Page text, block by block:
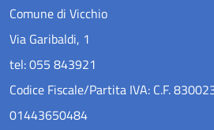
Comune di Vicchio
Via Garibaldi, 1
tel: 055 843921
Codice Fiscale/Partita IVA: C.F.
01443650484